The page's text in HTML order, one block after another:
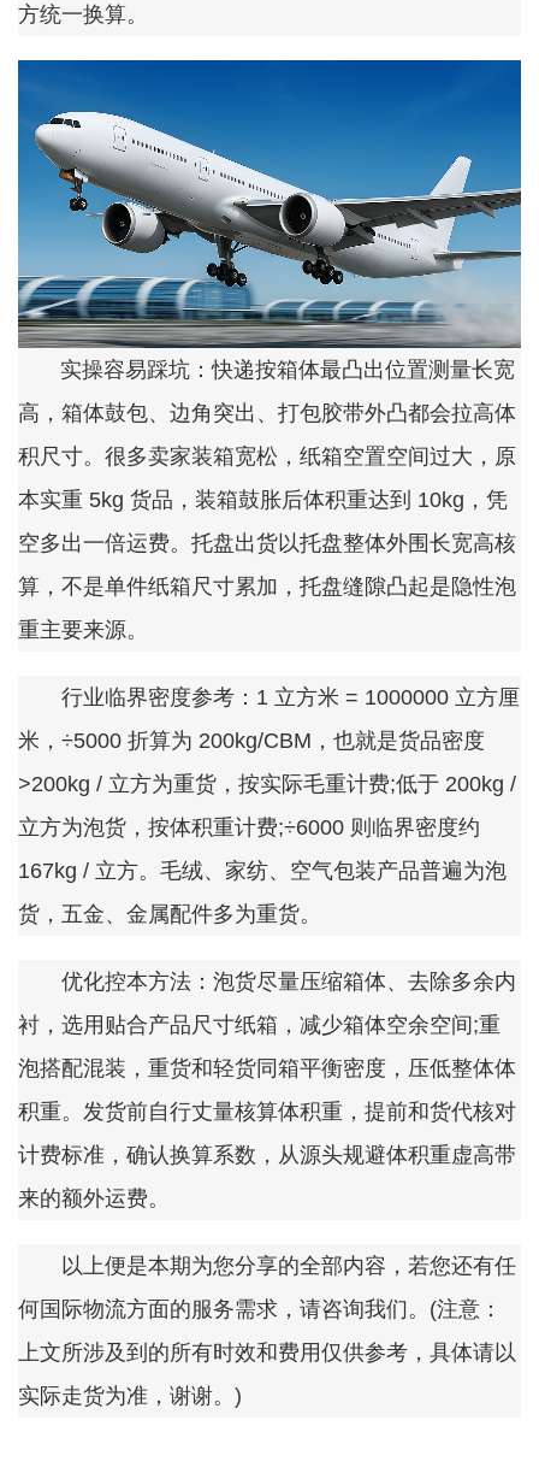
方统一换算。
实操容易踩坑：快递按箱体最凸出位置测量长宽
高，箱体鼓包、边角突出、打包胶带外凸都会拉高体
积尺寸。很多卖家装箱宽松，纸箱空置空间过大，原
本实重 5kg 货品，装箱鼓胀后体积重达到 10kg，凭
空多出一倍运费。托盘出货以托盘整体外围长宽高核
算，不是单件纸箱尺寸累加，托盘缝隙凸起是隐性泡
重主要来源。
行业临界密度参考：1 立方米 = 1000000 立方厘
米，÷5000 折算为 200kg/CBM，也就是货品密度
>200kg / 立方为重货，按实际毛重计费;低于 200kg /
立方为泡货，按体积重计费;÷6000 则临界密度约
167kg / 立方。毛绒、家纺、空气包装产品普遍为泡
货，五金、金属配件多为重货。
优化控本方法：泡货尽量压缩箱体、去除多余内
衬，选用贴合产品尺寸纸箱，减少箱体空余空间;重
泡搭配混装，重货和轻货同箱平衡密度，压低整体体
积重。发货前自行丈量核算体积重，提前和货代核对
计费标准，确认换算系数，从源头规避体积重虚高带
来的额外运费。
以上便是本期为您分享的全部内容，若您还有任
何国际物流方面的服务需求，请咨询我们。(注意：
上文所涉及到的所有时效和费用仅供参考，具体请以
实际走货为准，谢谢。)